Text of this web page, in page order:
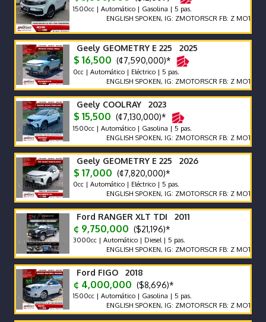
1500cc | Automático | Gasolina | 5 pas.
ENGLISH SPOKEN, IG: ZMOTORSCR FB: Z MOTORS.
Geely GEOMETRY E 225 2025
$ 16,500 (¢7,590,000)*
0cc | Automático | Eléctrico | 5 pas.
ENGLISH SPOKEN, IG: ZMOTORSCR FB: Z MOTORS.
Geely COOLRAY 2023
$ 15,500 (¢7,130,000)*
1500cc | Automático | Gasolina | 5 pas.
ENGLISH SPOKEN, IG: ZMOTORSCR FB: Z MOTORS.
Geely GEOMETRY E 225 2026
$ 17,000 (¢7,820,000)*
0cc | Automático | Eléctrico | 5 pas.
ENGLISH SPOKEN, IG: ZMOTORSCR FB: Z MOTORS.
Ford RANGER XLT TDI 2011
¢ 9,750,000 ($21,196)*
3000cc | Automático | Diesel | 5 pas.
ENGLISH SPOKEN, IG: ZMOTORSCR FB: Z MOTORS.
Ford FIGO 2018
¢ 4,000,000 ($8,696)*
1500cc | Automático | Gasolina | 5 pas.
ENGLISH SPOKEN, IG: ZMOTORSCR FB: Z MOTORS.